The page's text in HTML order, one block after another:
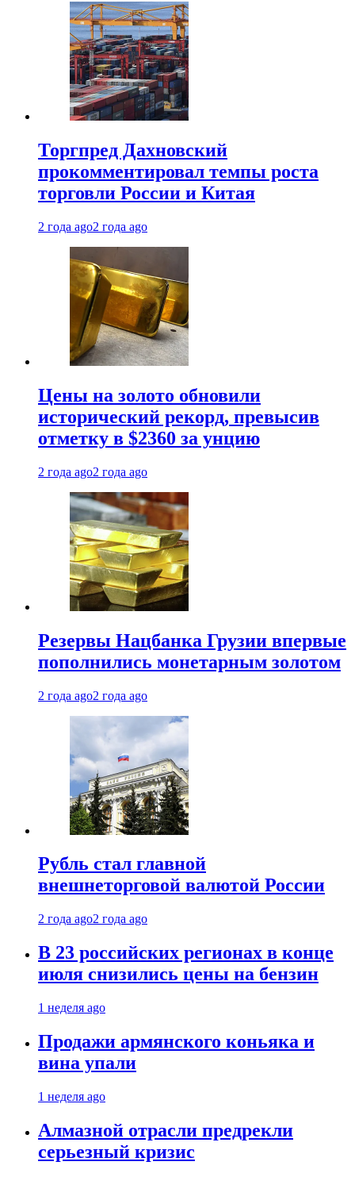
Торгпред Дахновский
прокомментировал темпы роста
торговли России и Китая
2 года ago2 года ago
Цены на золото обновили
исторический рекорд, превысив
отметку в $2360 за унцию
2 года ago2 года ago
Резервы Нацбанка Грузии впервые
пополнились монетарным золотом
2 года ago2 года ago
Рубль стал главной
внешнеторговой валютой России
2 года ago2 года ago
В 23 российских регионах в конце
июля снизились цены на бензин
1 неделя ago
Продажи армянского коньяка и
вина упали
1 неделя ago
Алмазной отрасли предрекли
серьезный кризис